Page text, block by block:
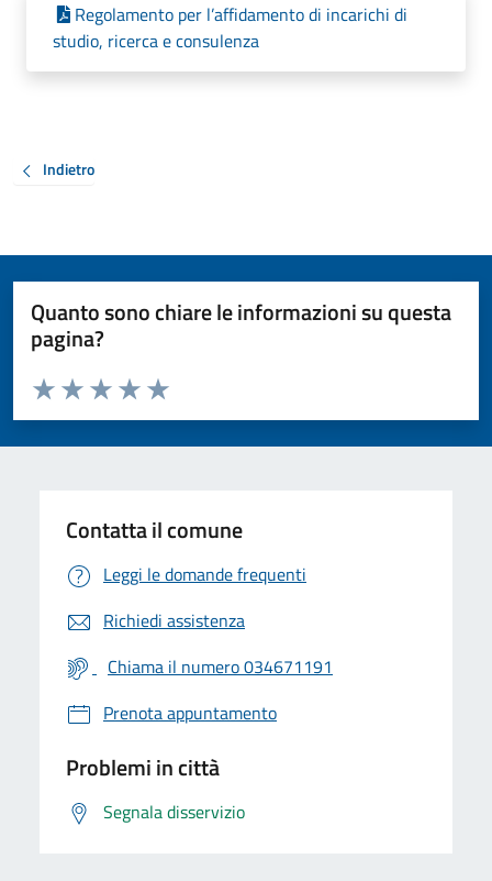
Regolamento per l’affidamento di incarichi di
studio, ricerca e consulenza
Indietro
Quanto sono chiare le informazioni su questa
pagina?
Valuta da 1 a 5 stelle la pagina
Valuta 5 stelle su 5
Valuta 4 stelle su 5
Valuta 3 stelle su 5
Valuta 2 stelle su 5
Valuta 1 stelle su 5
Contatta il comune
Leggi le domande frequenti
Richiedi assistenza
Chiama il numero 034671191
Prenota appuntamento
Problemi in città
Segnala disservizio